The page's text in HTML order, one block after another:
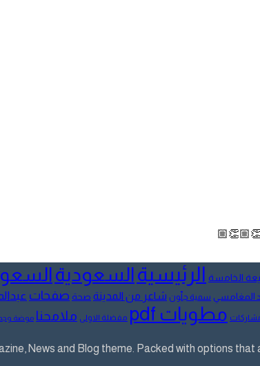
الخامسة الرئيسيةالسعودية
المغامسي سمية جلّون شاعر من المدينة صحة صفحات
مطويات pdf مفضلة الاولى ملامحنا موضة
News and Blog theme. Packed with options